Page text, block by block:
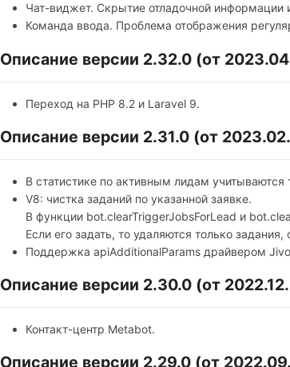
Чат-виджет. Скрытие отладочной информации
Команда ввода. Проблема отображения
Описание версии 2.32.0 (от
Переход на PHP 8.2 и Laravel 9.
Описание версии 2.31.0 (от
В статистике по активным лидам
V8: чистка заданий по указанной заявке.
В функции bot.clearTriggerJobsForLead и
Если его задать, то удаляются только
Поддержка apiAdditionalParams драйвером
Описание версии 2.30.0 (от
Контакт-центр Metabot.
Описание версии 2.29.0 (от